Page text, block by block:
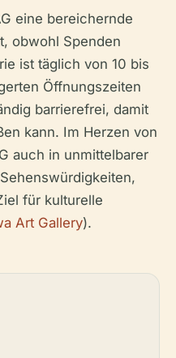
eine bereichernde
obwohl Spenden
ist täglich von 10 bis
Öffnungszeiten
barrierefrei, damit
kann. Im Herzen von
auch in unmittelbarer
für kulturelle
Art Gallery).